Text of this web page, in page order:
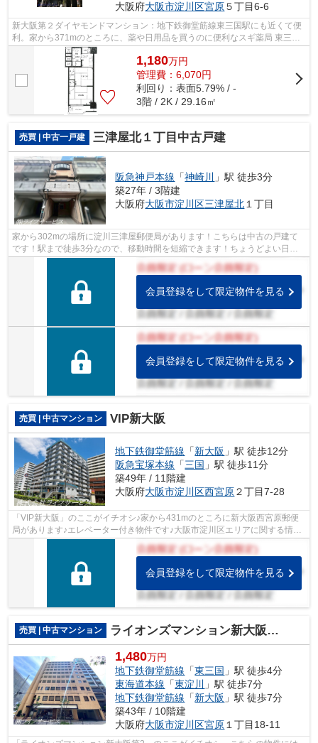
大阪府大阪市淀川区宮原５丁目6-6
新大阪第２ダイヤモンドマンション：地下鉄御堂筋線東三国駅にも近くて便
利。家から371mのところに、薬や日用品を買うのに便利なスギ薬局 東三国
駅前店があります。マンションにどんな...
1,180万円
管理費：6,070円
利回り：表面5.79% / -
3階 / 2K / 29.16㎡
売買 | 中古一戸建 三津屋北１丁目中古戸建
阪急神戸本線 「神崎川
」駅 徒歩3分
築27年 / 3階建
大阪府大阪市淀川区三津屋北 １丁目
家から302mの場所に淀川三津屋郵便局があります！こちらは中古の戸建て
です！駅まで徒歩3分なので、移動時間を短縮できます！ちょうどよい日当
たりなのが東南側道路に面する物件です！...
会員登録をして限定物件を見る
会員登録をして限定物件を見る
売買 | 中古マンション VIP新大阪
地下鉄御堂筋線 「新大阪 」駅 徒歩12分
阪急宝塚本線 「三国 」駅 徒歩11分
築49年 / 11階建
大阪府大阪市淀川区西宮原２丁目7-28
「VIP新大阪」のここがイチオシ♪家から431mのところに新大阪西宮原郵便
局があります♪エレベーター付き物件です♪大阪市淀川区エリアに関する情報
でしたら、0800-888-4730、またはinfo@l...
会員登録をして限定物件を見る
売買 | 中古マンション ライオンズマンション新大阪第2
1,480万円
地下鉄御堂筋線 「東三国 」駅 徒歩4分
東海道本線 「東淀川
」駅 徒歩7分
地下鉄御堂筋線 「新大阪 」駅 徒歩7分
築43年 / 10階建
大阪府大阪市淀川区宮原 １丁目18-11